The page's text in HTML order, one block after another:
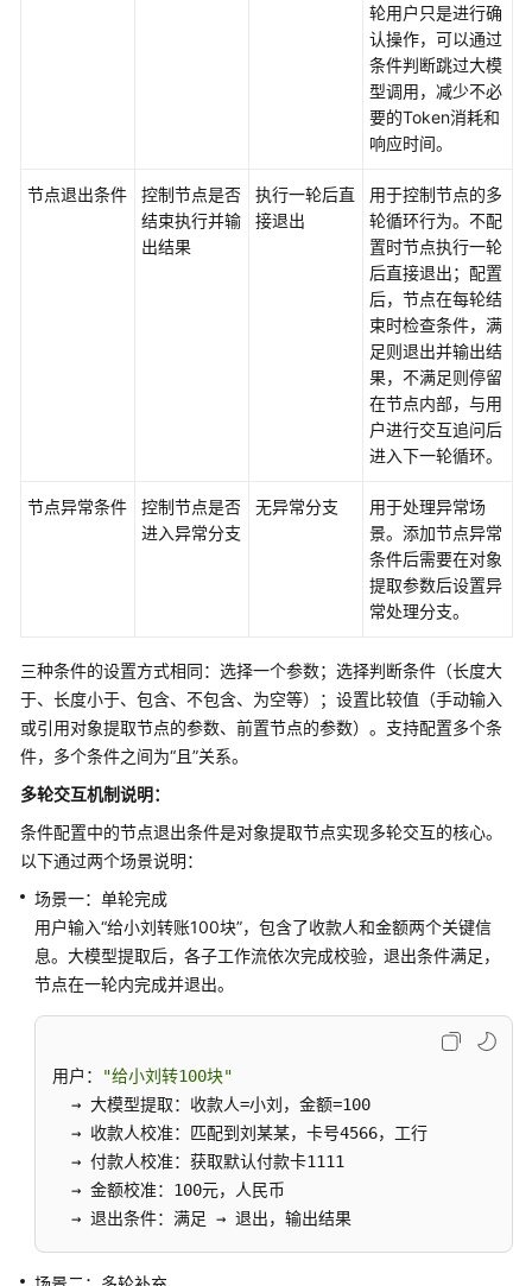
轮用户只是进行确
认操作，可以通过
条件判断跳过大模
型调用，减少不必
要的Token消耗和
响应时间。
节点退出条件
控制节点是否
结束执行并输
出结果
执行一轮后直
接退出
用于控制节点的多
轮循环行为。不配
置时节点执行一轮
后直接退出；配置
后，节点在每轮结
束时检查条件，满
足则退出并输出结
果，不满足则停留
在节点内部，与用
户进行交互追问后
进入下一轮循环。
节点异常条件
控制节点是否
进入异常分支
无异常分支
用于处理异常场
景。添加节点异常
条件后需要在对象
提取参数后设置异
常处理分支。
三种条件的设置方式相同：选择一个参数；选择判断条件（长度大
于、长度小于、包含、不包含、为空等）；设置比较值（手动输入
或引用对象提取节点的参数、前置节点的参数）。支持配置多个条
件，多个条件之间为“且”关系。
多轮交互机制说明：
条件配置中的节点退出条件是对象提取节点实现多轮交互的核心。
以下通过两个场景说明：
场景一：单轮完成
用户输入“给小刘转账100块”，包含了收款人和金额两个关键信
息。大模型提取后，各子工作流依次完成校验，退出条件满足，
节点在一轮内完成并退出。
用户：
"给小刘转100块"
  → 大模型提取：收款人=小刘，金额=100
  → 收款人校准：匹配到刘某某，卡号4566，工行
  → 付款人校准：获取默认付款卡1111
  → 金额校准：100元，人民币
  → 退出条件：满足 → 退出，输出结果